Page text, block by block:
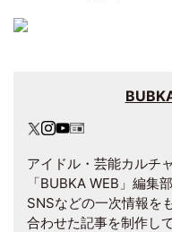
アイドル・芸能カルチ
「BUBKA WEB」編集
SNSなどの一次情報を
合わせた記事を制作し